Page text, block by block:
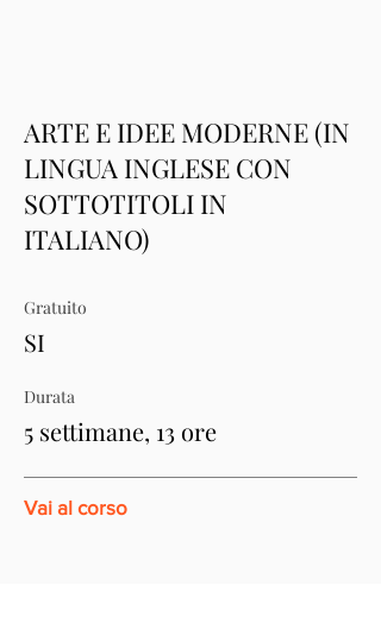
ARTE E IDEE MODERNE (IN
LINGUA INGLESE CON
SOTTOTITOLI IN
ITALIANO)
Gratuito
SI
Durata
5 settimane, 13 ore
Vai al corso